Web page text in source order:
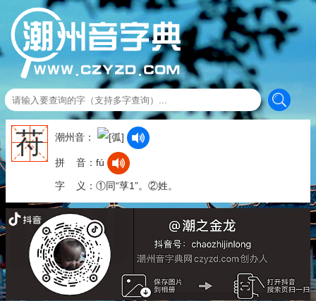
苻 潮州音：
拼 音：fú
字 义：①同“莩1”。②姓。